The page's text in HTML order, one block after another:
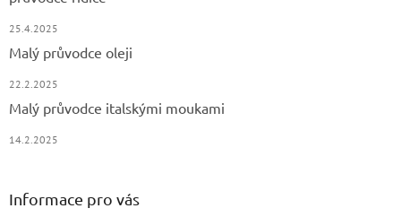
25.4.2025
Malý průvodce oleji
22.2.2025
Malý průvodce italskými moukami
14.2.2025
Informace pro vás